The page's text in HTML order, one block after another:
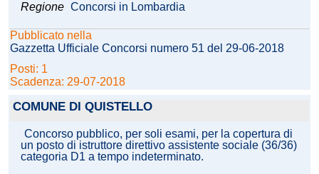
Regione Concorsi in Lombardia
Pubblicato nella
Gazzetta Ufficiale Concorsi numero 51 del 29-06-2018
Posti: 1
Scadenza: 29-07-2018
COMUNE DI QUISTELLO
Concorso pubblico, per soli esami, per la copertura di
un posto di istruttore direttivo assistente sociale (36/36)
categoria D1 a tempo indeterminato.